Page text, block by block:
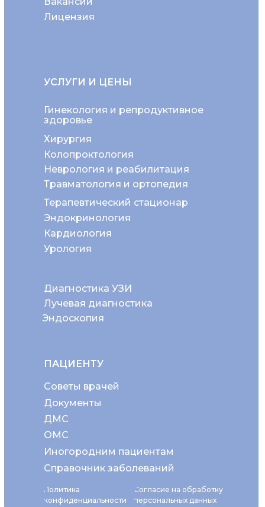
Политика
конфиденциальности
Согласие на обработку
персональных данных
Лицензия
Неврология и реабилитация
Колопроктология
Хирургия
Гинекология и репродуктивное
здоровье
Диагностика УЗИ
Эндоскопия
Травматология и ортопедия
Эндокринология
Терапевтический стационар
Кардиология
Урология
Лучевая диагностика
УСЛУГИ И ЦЕНЫ
ПАЦИЕНТУ
Советы врачей
ОМС
Документы
ДМС
Иногородним пациентам
Справочник заболеваний